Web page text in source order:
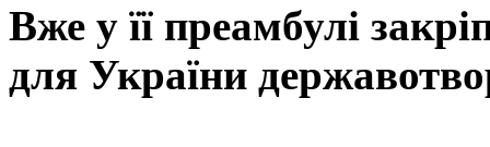
Вже у її преамбулі
для України